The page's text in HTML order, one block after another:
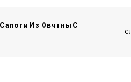
Сапоги Из Овчины С